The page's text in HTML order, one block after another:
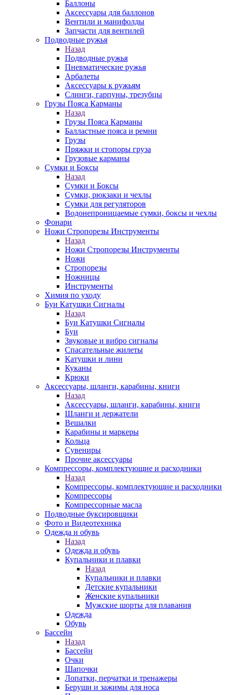
Баллоны
Аксессуары для баллонов
Вентили и манифолды
Запчасти для вентилей
Подводные ружья
Назад
Подводные ружья
Пневматические ружья
Арбалеты
Аксессуары к ружьям
Слинги, гарпуны, трезубцы
Грузы Пояса Карманы
Назад
Грузы Пояса Карманы
Балластные пояса и ремни
Грузы
Пряжки и стопоры груза
Грузовые карманы
Сумки и Боксы
Назад
Сумки и Боксы
Сумки, рюкзаки и чехлы
Сумки для регуляторов
Водонепроницаемые сумки, боксы и чехлы
Фонари
Ножи Стропорезы Инструменты
Назад
Ножи Стропорезы Инструменты
Ножи
Стропорезы
Ножницы
Инструменты
Химия по уходу
Буи Катушки Сигналы
Назад
Буи Катушки Сигналы
Буи
Звуковые и вибро сигналы
Спасательные жилеты
Катушки и лини
Куканы
Крюки
Аксессуары, шланги, карабины, книги
Назад
Аксессуары, шланги, карабины, книги
Шланги и держатели
Вешалки
Карабины и маркеры
Кольца
Сувениры
Прочие аксессуары
Компрессоры, комплектующие и расходники
Назад
Компрессоры, комплектующие и расходники
Компрессоры
Компрессорные масла
Подводные буксировщики
Фото и Видеотехника
Одежда и обувь
Назад
Одежда и обувь
Купальники и плавки
Назад
Купальники и плавки
Детские купальники
Женские купальники
Мужские шорты для плавания
Одежда
Обувь
Бассейн
Назад
Бассейн
Очки
Шапочки
Лопатки, перчатки и тренажеры
Беруши и зажимы для носа